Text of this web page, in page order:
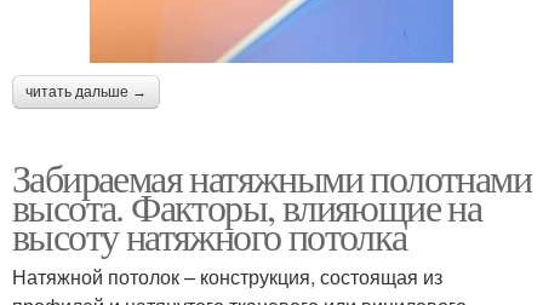
читать дальше →
Забираемая натяжными полотнами
высота. Факторы, влияющие на
высоту натяжного потолка
Натяжной потолок – конструкция, состоящая из